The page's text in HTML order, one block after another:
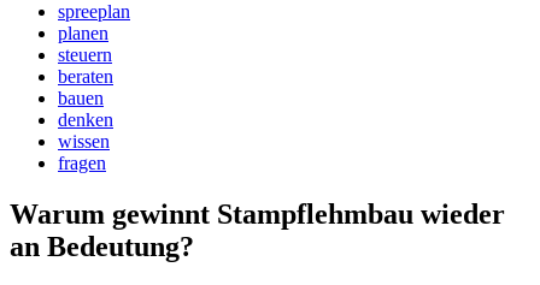
spreeplan
planen
steuern
beraten
bauen
denken
wissen
fragen
Warum gewinnt Stampflehmbau wieder
an Bedeutung?